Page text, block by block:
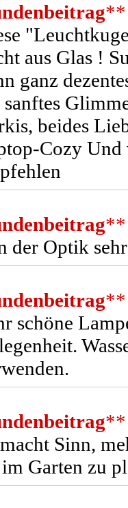
**
aus Glas !
ganz
sanftes
beides
Cozy Und
**
der Optik
**
schöne
**
Sinn,
Garten zu